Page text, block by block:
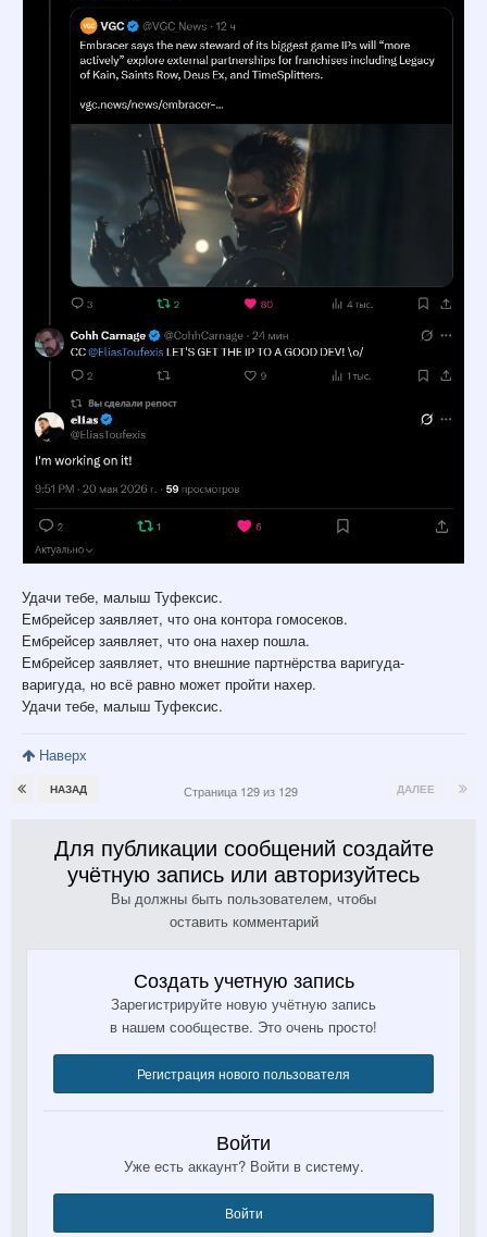
Удачи тебе, малыш Туфексис.
Ембрейсер заявляет, что она контора гомосеков.
Ембрейсер заявляет, что она нахер пошла.
Ембрейсер заявляет, что внешние партнёрства варигуда-
варигуда, но всё равно может пройти нахер.
Удачи тебе, малыш Туфексис.
Наверх
НАЗАД ДАЛЕЕ
Страница 129 из 129
Для публикации сообщений создайте
учётную запись или авторизуйтесь
Вы должны быть пользователем, чтобы
оставить комментарий
Создать учетную запись
Зарегистрируйте новую учётную запись
в нашем сообществе. Это очень просто!
Регистрация нового пользователя
Войти
Уже есть аккаунт? Войти в систему.
Войти